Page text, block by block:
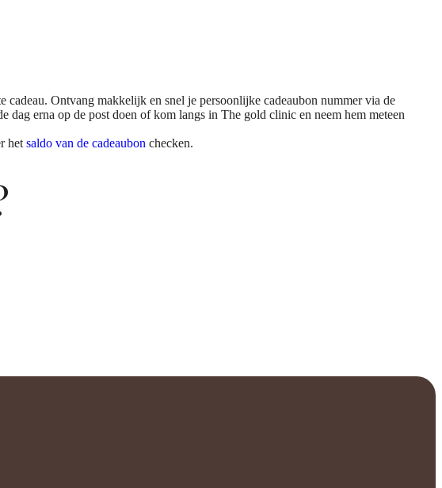
Ontvang makkelijk en snel je persoonlijke cadeaubon nummer via de
erna op de post doen of kom langs in The gold clinic en neem hem meteen
het saldo van de cadeaubon checken.